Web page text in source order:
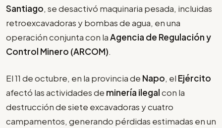
Santiago, se desactivó maquinaria pesada, incluidas
retroexcavadoras y bombas de agua, en una
operación conjunta con laAgencia de Regulación y
Control Minero (ARCOM).
El 11 de octubre, en la provincia de Napo, el Ejército
afectó las actividades de minería ilegalcon la
destrucción de siete excavadoras y cuatro
campamentos, generando pérdidas estimadas en un